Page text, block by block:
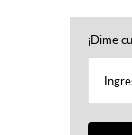
¡Dime